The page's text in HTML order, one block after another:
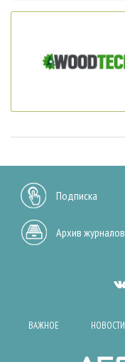
Подписка
Архив журналов
ВАЖНОЕ НОВОСТИ